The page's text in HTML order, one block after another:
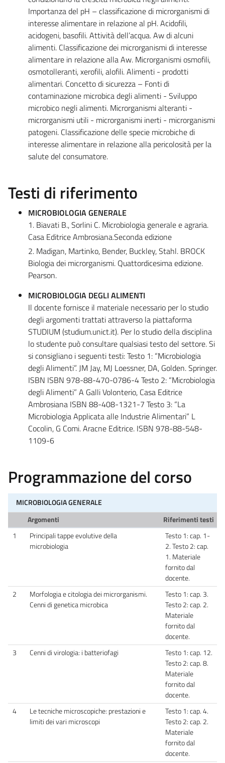
Importanza del pH – classificazione di microrganismi di
interesse alimentare in relazione al pH. Acidofili,
acidogeni, basofili. Attività dell’acqua. Aw di alcuni
alimenti. Classificazione dei microrganismi di interesse
alimentare in relazione alla Aw. Microrganismi osmofili,
osmotolleranti, xerofili, alofili. Alimenti - prodotti
alimentari. Concetto di sicurezza – Fonti di
contaminazione microbica degli alimenti - Sviluppo
microbico negli alimenti. Microrganismi alteranti -
microrganismi utili - microrganismi inerti - microrganismi
patogeni. Classificazione delle specie microbiche di
interesse alimentare in relazione alla pericolosità per la
salute del consumatore.
Testi di riferimento
MICROBIOLOGIA GENERALE
1. Biavati B., Sorlini C. Microbiologia generale e agraria.
Casa Editrice Ambrosiana.Seconda edizione
2. Madigan, Martinko, Bender, Buckley, Stahl. BROCK
Biologia dei microrganismi. Quattordicesima edizione.
Pearson.
MICROBIOLOGIA DEGLI ALIMENTI
Il docente fornisce il materiale necessario per lo studio
degli argomenti trattati attraverso la piattaforma
STUDIUM (studium.unict.it). Per lo studio della disciplina
lo studente può consultare qualsiasi testo del settore. Si
si consigliano i seguenti testi: Testo 1: “Microbiologia
degli Alimenti”. JM Jay, MJ Loessner, DA, Golden. Springer.
ISBN ISBN 978-88-470-0786-4 Testo 2: “Microbiologia
degli Alimenti” A Galli Volonterio, Casa Editrice
Ambrosiana ISBN 88-408-1321-7 Testo 3: “La
Microbiologia Applicata alle Industrie Alimentari” L
Cocolin, G Comi. Aracne Editrice. ISBN 978-88-548-
1109-6
Programmazione del corso
MICROBIOLOGIA GENERALE
Argomenti
Riferimenti testi
1
Principali tappe evolutive della
microbiologia
Testo 1: cap. 1-
2. Testo 2: cap.
1. Materiale
fornito dal
docente.
2
Morfologia e citologia dei microrganismi.
Cenni di genetica microbica
Testo 1: cap. 3.
Testo 2: cap. 2.
Materiale
fornito dal
docente.
3
Cenni di virologia: i batteriofagi
Testo 1: cap. 12.
Testo 2: cap. 8.
Materiale
fornito dal
docente.
4
Le tecniche microscopiche: prestazioni e
limiti dei vari microscopi
Testo 1: cap. 4.
Testo 2: cap. 2.
Materiale
fornito dal
docente.